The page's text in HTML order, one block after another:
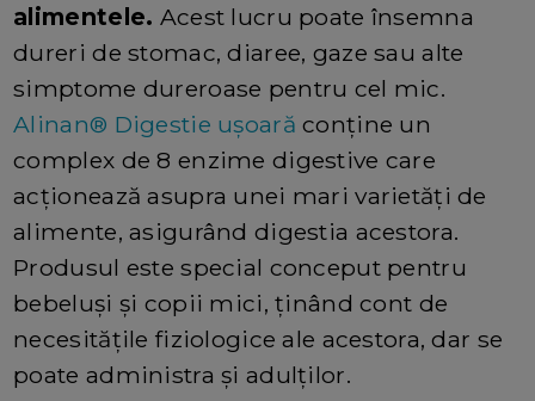
alimentele. Acest lucru poate însemna
dureri de stomac, diaree, gaze sau alte
simptome dureroase pentru cel mic.
Alinan® Digestie ușoară conține un
complex de 8 enzime digestive care
acționează asupra unei mari varietăți de
alimente, asigurând digestia acestora.
Produsul este special conceput pentru
bebeluși și copii mici, ținând cont de
necesitățile fiziologice ale acestora, dar se
poate administra și adulților.